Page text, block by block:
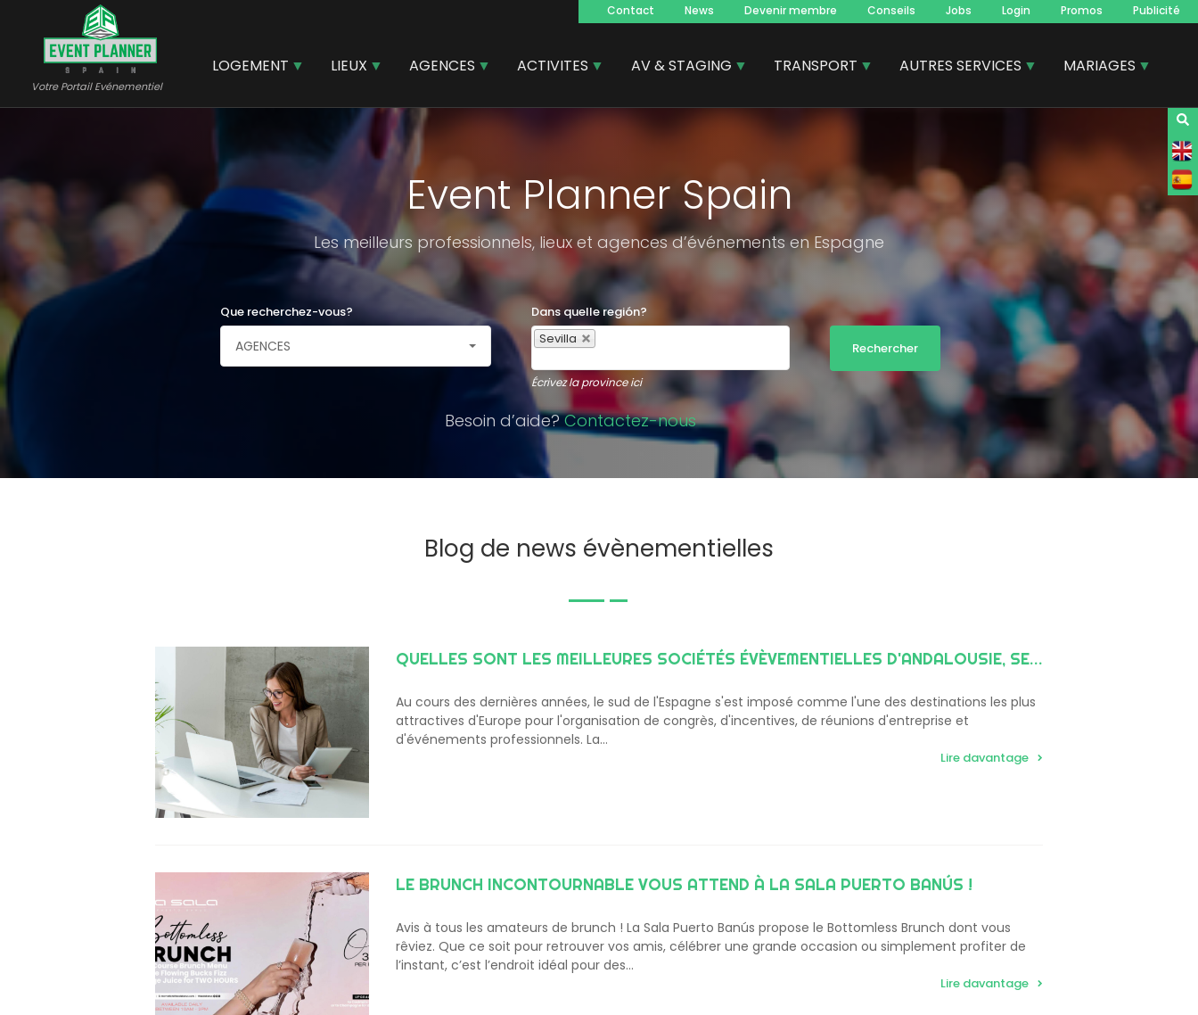
contenu
principal
Votre Portail Evénementiel
Navegacion
principal
Contact News Devenir membre Conseils Jobs Login Promos Publicité
LOGEMENT LIEUX AGENCES ACTIVITES AV & STAGING TRANSPORT AUTRES SERVICES MARIAGES
Event Planner Spain
Les meilleurs professionnels, lieux et agences d’événements en Espagne
Besoin d’aide?Contactez-nous
Que recherchez-vous?
Dans quelle región?
Sevilla
Écrivez la province ici
Blog de news évènementielles
QUELLES SONT LES MEILLEURES SOCIÉTÉS ÉVÈVEMENTIELLES D'ANDALOUSIE, SELON EPS?
Au cours des dernières années, le sud de l'Espagne s'est imposé comme l'une des destinations les plus
attractives d'Europe pour l'organisation de congrès, d'incentives, de réunions d'entreprise et
d'événements professionnels. La…
Lire davantage
LE BRUNCH INCONTOURNABLE VOUS ATTEND À LA SALA PUERTO BANÚS !
Avis à tous les amateurs de brunch ! La Sala Puerto Banús propose le Bottomless Brunch dont vous
rêviez. Que ce soit pour retrouver vos amis, célébrer une grande occasion ou simplement profiter de
l’instant, c’est l’endroit idéal pour des…
Lire davantage